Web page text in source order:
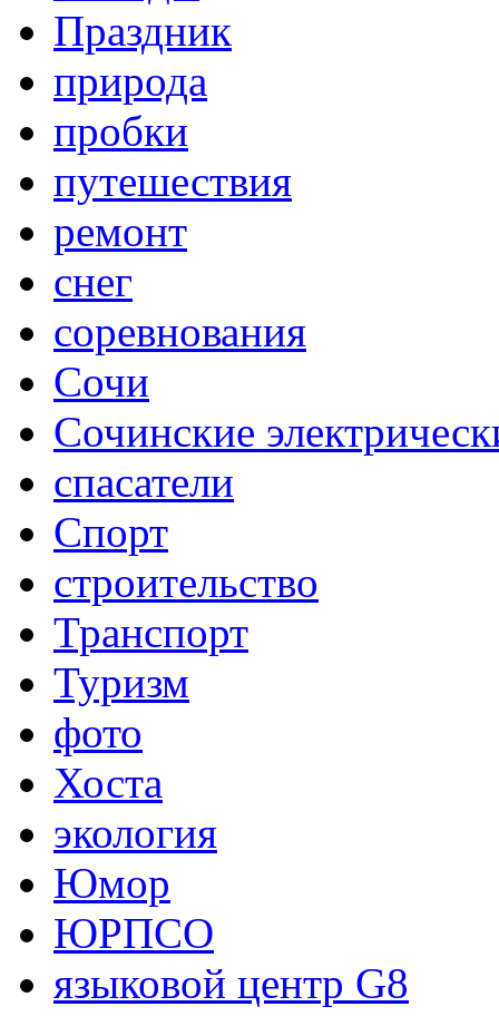
Праздник
природа
пробки
путешествия
ремонт
снег
соревнования
Сочи
Сочинские
спасатели
Спорт
строительство
Транспорт
Туризм
фото
Хоста
экология
Юмор
ЮРПСО
языковой центр G8